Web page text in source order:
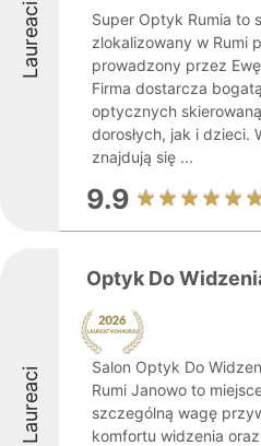
Laureaci
Super Optyk Rumia to
zlokalizowany w Rumi
prowadzony przez
Firma dostarcza
optycznych
dorosłych, jak i dzieci.
znajdują się ...
9.9
Laureaci
Optyk Do
Salon Optyk Do
Rumi Janowo to
szczególną wagę
komfortu widzenia